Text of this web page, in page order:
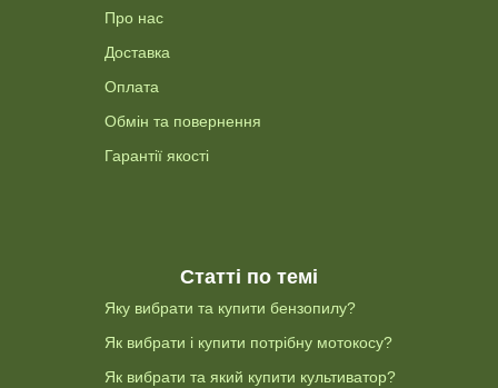
Про нас
Доставка
Оплата
Обмін та повернення
Гарантії якості
Статті по темі
Яку вибрати та купити бензопилу?
Як вибрати і купити потрібну мотокосу?
Як вибрати та який купити культиватор?